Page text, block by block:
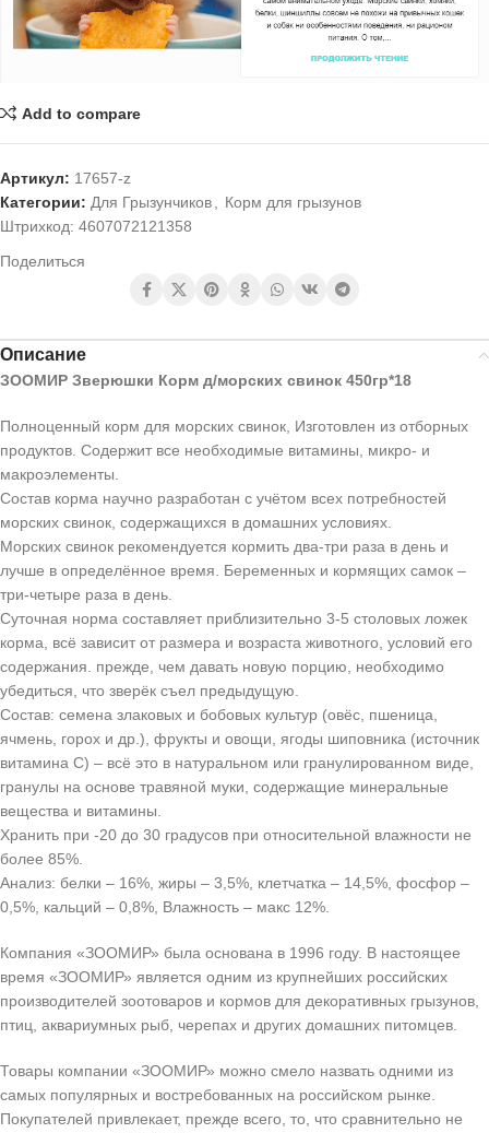
Add to compare
Артикул: 17657-z
Категории: Для Грызунчиков, Корм для грызунов
Штрихкод: 4607072121358
Поделиться
Описание
ЗООМИР Зверюшки Корм д/морских свинок 450гр*18
Полноценный корм для морских свинок, Изготовлен из отборных
продуктов. Содержит все необходимые витамины, микро- и
макроэлементы.
Состав корма научно разработан с учётом всех потребностей
морских свинок, содержащихся в домашних условиях.
Морских свинок рекомендуется кормить два-три раза в день и
лучше в определённое время. Беременных и кормящих самок –
три-четыре раза в день.
Суточная норма составляет приблизительно 3-5 столовых ложек
корма, всё зависит от размера и возраста животного, условий его
содержания. прежде, чем давать новую порцию, необходимо
убедиться, что зверёк съел предыдущую.
Состав: семена злаковых и бобовых культур (овёс, пшеница,
ячмень, горох и др.), фрукты и овощи, ягоды шиповника (источник
витамина С) – всё это в натуральном или гранулированном виде,
гранулы на основе травяной муки, содержащие минеральные
вещества и витамины.
Хранить при -20 до 30 градусов при относительной влажности не
более 85%.
Анализ: белки – 16%, жиры – 3,5%, клетчатка – 14,5%, фосфор –
0,5%, кальций – 0,8%, Влажность – макс 12%.
Компания «ЗООМИР» была основана в 1996 году. В настоящее
время «ЗООМИР» является одним из крупнейших российских
производителей зоотоваров и кормов для декоративных грызунов,
птиц, аквариумных рыб, черепах и других домашних питомцев.
Товары компании «ЗООМИР» можно смело назвать одними из
самых популярных и востребованных на российском рынке.
Покупателей привлекает, прежде всего, то, что сравнительно не